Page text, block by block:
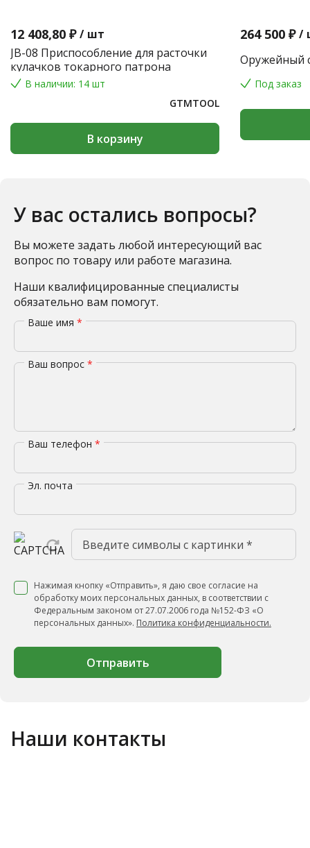
12 408,80 ₽ / шт
JB-08 Приспособление для расточки
кулачков токарного патрона
В наличии: 14 шт
GTMTOOL
В корзину
264 500 ₽ /
Оружейный
Под заказ
У вас остались вопросы?
Вы можете задать любой интересующий вас
вопрос по товару или работе магазина.
Наши квалифицированные специалисты
обязательно вам помогут.
Ваше имя *
Ваш вопрос *
Ваш телефон *
Эл. почта
Нажимая кнопку «Отправить», я даю свое согласие на
обработку моих персональных данных, в соответствии с
Федеральным законом от 27.07.2006 года №152-ФЗ «О
персональных данных». Политика конфиденциальности.
Отправить
Наши контакты